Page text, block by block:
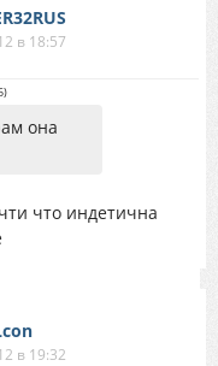
в 18:57
)
она
что индетична
в 19:32